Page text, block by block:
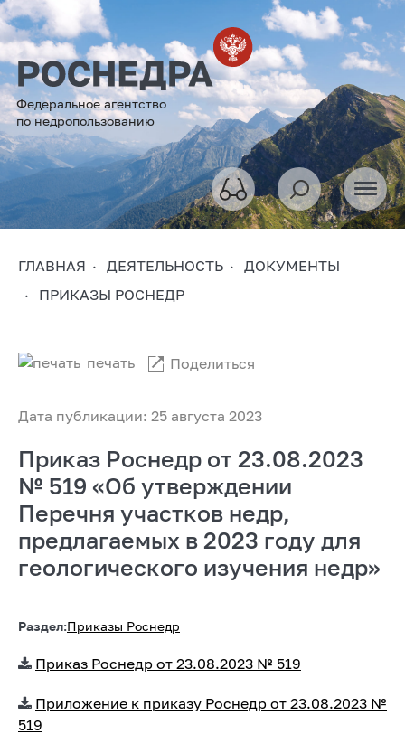
Федеральное агентство
по недропользованию
ГЛАВНАЯ ДЕЯТЕЛЬНОСТЬ
ДОКУМЕНТЫ
ПРИКАЗЫ РОСНЕДР
Дата публикации: 25 августа 2023
печать Поделиться
Приказ Роснедр от 23.08.2023
№ 519 «Об утверждении
Перечня участков недр,
предлагаемых в 2023 году для
геологического изучения недр»
Раздел:Приказы Роснедр
Приказ Роснедр от 23.08.2023 № 519
Приложение к приказу Роснедр от 23.08.2023 №
519